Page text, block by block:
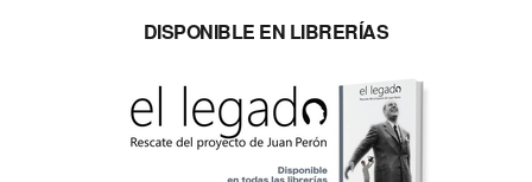
DISPONIBLE EN LIBRERÍAS